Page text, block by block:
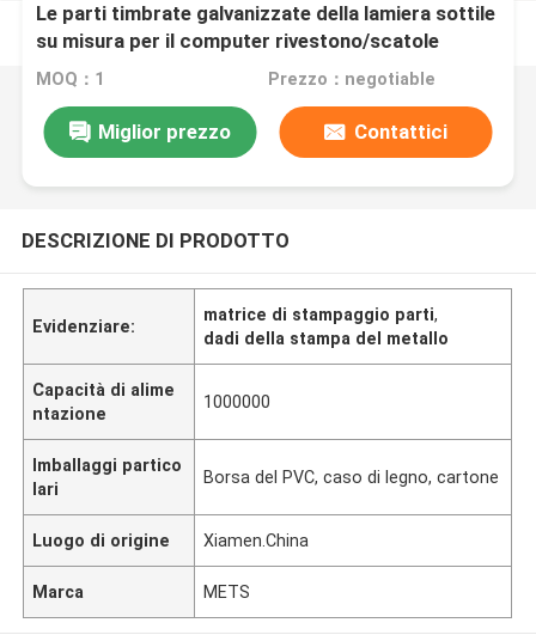
Le parti timbrate galvanizzate della lamiera sottile
su misura per il computer rivestono/scatole
elettriche
MOQ：1 Prezzo：negotiable
Miglior prezzo Contattici
DESCRIZIONE DI PRODOTTO
Evidenziare:
matrice di stampaggio parti,
dadi della stampa del metallo
Capacità di alime
ntazione
1000000
Imballaggi partico
lari
Borsa del PVC, caso di legno, cartone
Luogo di origine Xiamen.China
Marca METS